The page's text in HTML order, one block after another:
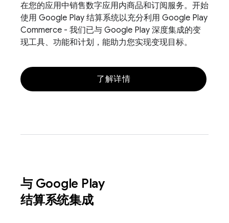
在您的应用中销售数字应用内商品和订阅服务。开始
使用 Google Play 结算系统以充分利用 Google Play
Commerce - 我们已与 Google Play 深度集成的变
现工具、功能和计划，能助力您实现变现目标。
了解详情
与 Google Play
结算系统集成